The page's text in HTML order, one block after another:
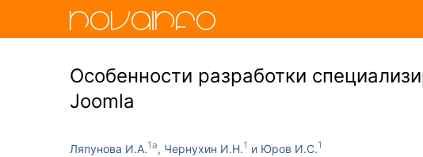
Особенности разработки
Joomla
Ляпунова И.А. Чернухин И.Н. Юров И.С.